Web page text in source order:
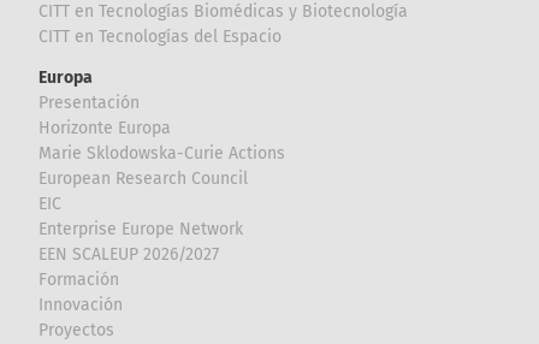
CITT en Tecnologías Biomédicas y Biotecnología
CITT en Tecnologías del Espacio
Europa
Presentación
Horizonte Europa
Marie Sklodowska-Curie Actions
European Research Council
EIC
Enterprise Europe Network
EEN SCALEUP 2026/2027
Formación
Innovación
Proyectos